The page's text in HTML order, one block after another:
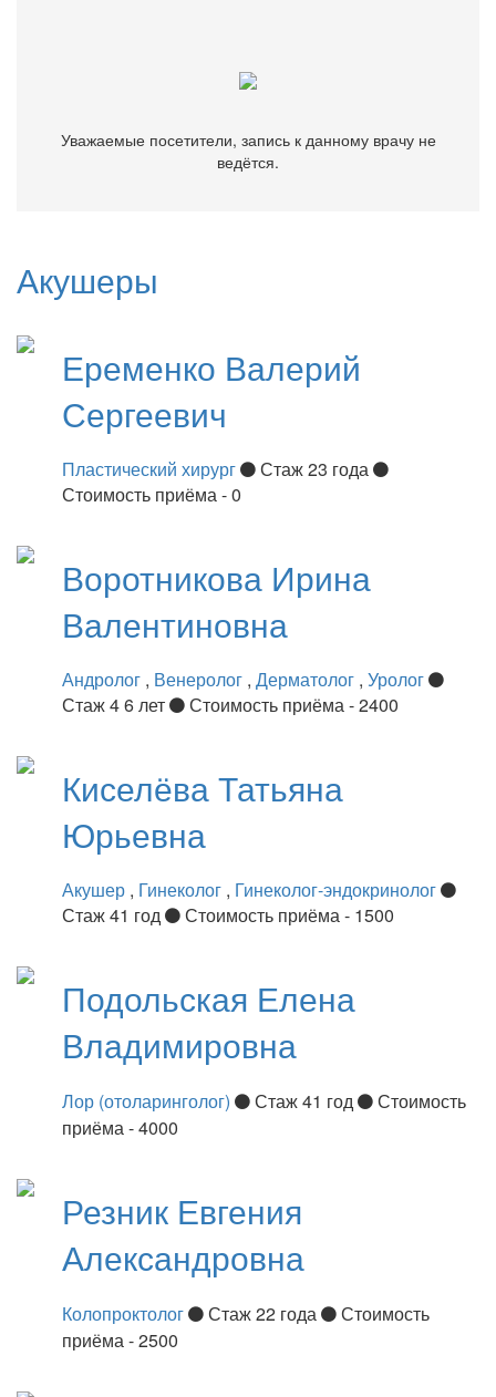
Уважаемые посетители, запись к данному врачу не
ведётся.
Акушеры
Еременко Валерий
Сергеевич
Пластический хирург
Стаж 23 года
Стоимость приёма - 0
Воротникова Ирина
Валентиновна
Андролог , Венеролог , Дерматолог , Уролог
Стаж 4 6 лет
Стоимость приёма - 2400
КиселёваТатьяна
Юрьевна
Акушер , Гинеколог , Гинеколог-эндокринолог
Стаж 41 год
Стоимость приёма - 1500
Подольская Елена
Владимировна
Лор (отоларинголог) Стаж 41 год
Стоимость
приёма - 4000
Резник Евгения
Александровна
Колопроктолог Стаж 22 года
Стоимость
приёма - 2500